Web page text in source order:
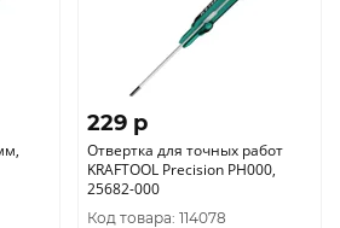
229 p
Отвертка для точных работ
KRAFTOOL Precision PH000,
25682-000
Код товара: 114078